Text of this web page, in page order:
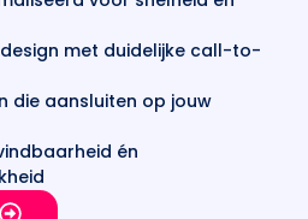
met duidelijke call-to-
die aansluiten op jouw
én